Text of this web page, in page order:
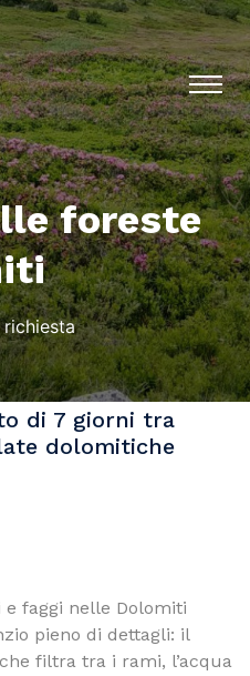
foreste
di 7 giorni tra
dolomitiche
faggi nelle Dolomiti
pieno di dettagli: il
filtra tra i rami, l’acqua